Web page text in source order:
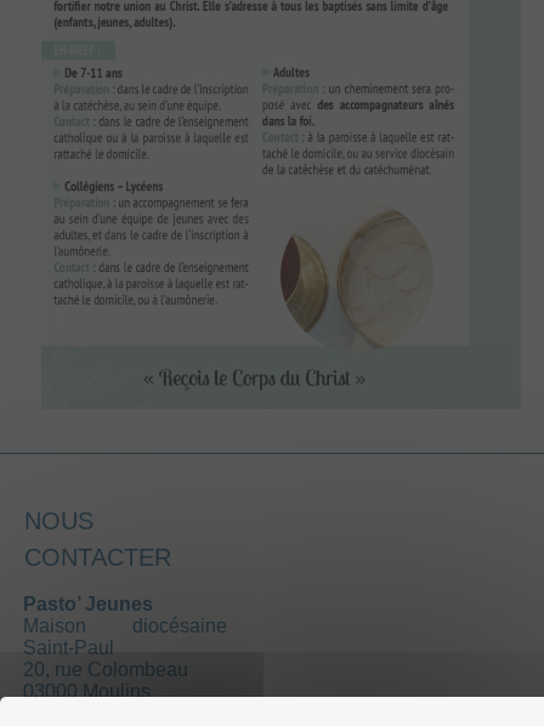
NOUS
CONTACTER
Pasto’ Jeunes
Maison diocésaine
Saint-Paul
20, rue Colombeau
03000 Moulins